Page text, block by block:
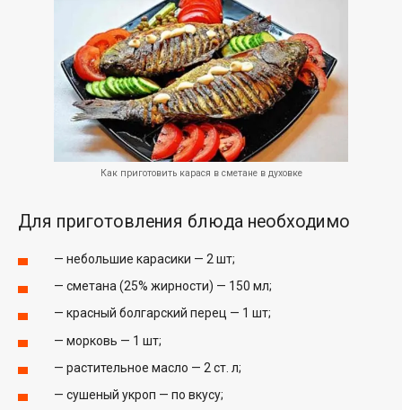
Как приготовить карася в сметане в духовке
Для приготовления блюда необходимо
— небольшие карасики — 2 шт;
— сметана (25% жирности) — 150 мл;
— красный болгарский перец — 1 шт;
— морковь — 1 шт;
— растительное масло — 2 ст. л;
— сушеный укроп — по вкусу;